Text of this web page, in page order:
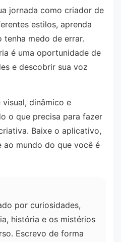
jornada como criador de
estilos, aprenda
medo de errar.
é uma oportunidade de
e descobrir sua voz
dinâmico e
o que precisa para fazer
Baixe o aplicativo,
ao mundo do que você é
por curiosidades,
história e os mistérios
Escrevo de forma